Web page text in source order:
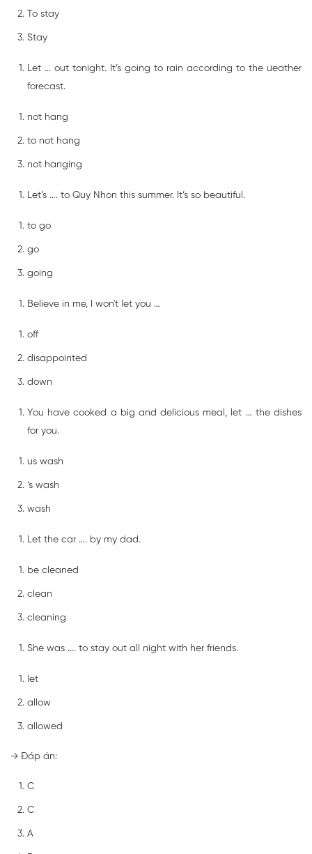
To stay
Stay
Let … out tonight. It’s going to rain according to the ưeather
forecast.
not hang
to not hang
not hanging
Let’s …. to Quy Nhon this summer. It’s so beautiful.
to go
go
going
Believe in me, I won't let you …
off
disappointed
down
You have cooked a big and delicious meal, let … the dishes
for you.
us wash
‘s wash
wash
Let the car …. by my dad.
be cleaned
clean
cleaning
She was …. to stay out all night with her friends.
let
allow
allowed
→ Đáp án:
C
C
A